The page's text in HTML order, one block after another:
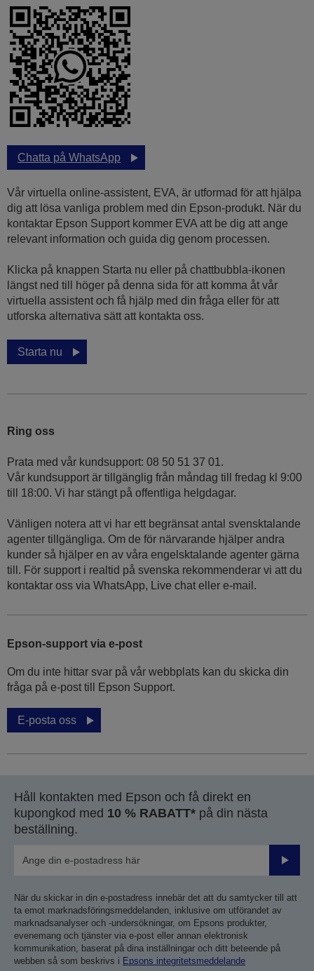
Chatta på WhatsApp
Vår virtuella online-assistent, EVA, är utformad för att hjälpa
dig att lösa vanliga problem med din Epson-produkt. När du
kontaktar Epson Support kommer EVA att be dig att ange
relevant information och guida dig genom processen.
Klicka på knappen Starta nu eller på chattbubbla-ikonen
längst ned till höger på denna sida för att komma åt vår
virtuella assistent och få hjälp med din fråga eller för att
utforska alternativa sätt att kontakta oss.
Starta nu
Ring oss
Prata med vår kundsupport: 08 50 51 37 01.
Vår kundsupport är tillgänglig från måndag till fredag kl 9:00
till 18:00. Vi har stängt på offentliga helgdagar.
Vänligen notera att vi har ett begränsat antal svensktalande
agenter tillgängliga. Om de för närvarande hjälper andra
kunder så hjälper en av våra engelsktalande agenter gärna
till. För support i realtid på svenska rekommenderar vi att du
kontaktar oss via WhatsApp, Live chat eller e-mail.
Epson-support via e-post
Om du inte hittar svar på vår webbplats kan du skicka din
fråga på e-post till Epson Support.
E-posta oss
Håll kontakten med Epson och få direkt en
kupongkod med 10 % RABATT* på din nästa
beställning.
Skicka
När du skickar in din e-postadress innebär det att du samtycker till att
ta emot marknadsföringsmeddelanden, inklusive om utförandet av
marknadsanalyser och -undersökningar, om Epsons produkter,
evenemang och tjänster via e-post eller annan elektronisk
kommunikation, baserat på dina inställningar och ditt beteende på
webben så som beskrivs i Epsons integritetsmeddelande